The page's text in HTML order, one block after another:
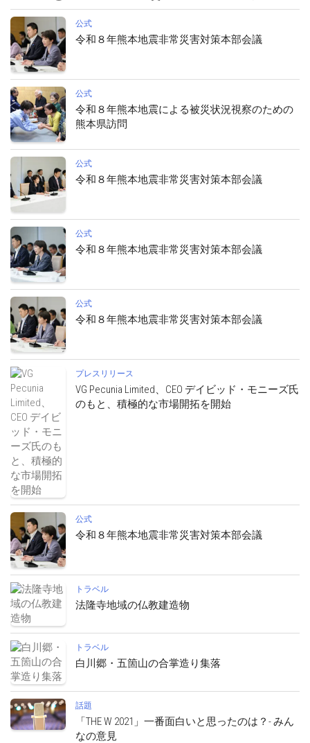
公式
令和８年熊本地震非常災害対策本部会議
公式
令和８年熊本地震による被災状況視察のための
熊本県訪問
公式
令和８年熊本地震非常災害対策本部会議
公式
令和８年熊本地震非常災害対策本部会議
公式
令和８年熊本地震非常災害対策本部会議
プレスリリース
VG Pecunia Limited、CEO デイビッド・モニーズ氏
のもと、積極的な市場開拓を開始
公式
令和８年熊本地震非常災害対策本部会議
トラベル
法隆寺地域の仏教建造物
トラベル
白川郷・五箇山の合掌造り集落
話題
「THE W 2021」一番面白いと思ったのは？- みん
なの意見